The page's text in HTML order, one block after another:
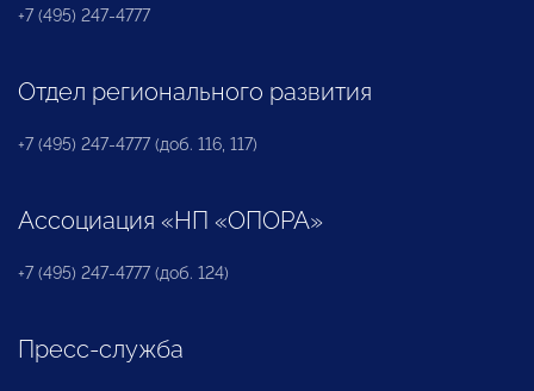
+7 (495) 247-4777
Отдел регионального развития
+7 (495) 247-4777 (доб. 116, 117)
Ассоциация «НП «ОПОРА»
+7 (495) 247-4777 (доб. 124)
Пресс-служба